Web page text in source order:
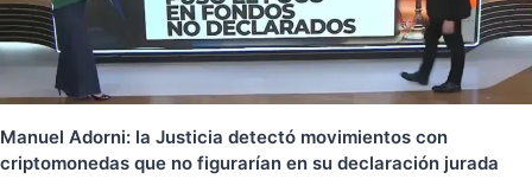
Manuel Adorni: la Justicia detectó movimientos con
criptomonedas que no figurarían en su declaración jurada